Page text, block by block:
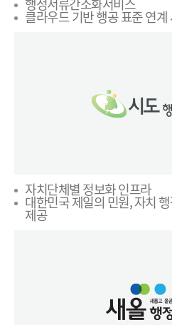
행정서류간소화서비스
클라우드 기반 행공 표준 연계
자치단체별 정보화 인프라
대한민국 제일의 민원, 자치
제공